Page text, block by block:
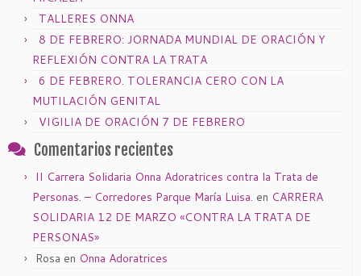
TALLERES ONNA
8 DE FEBRERO: JORNADA MUNDIAL DE ORACIÓN Y
REFLEXIÓN CONTRA LA TRATA
6 DE FEBRERO. TOLERANCIA CERO CON LA
MUTILACIÓN GENITAL
VIGILIA DE ORACIÓN 7 DE FEBRERO
Comentarios recientes
II Carrera Solidaria Onna Adoratrices contra la Trata de
Personas. – Corredores Parque María Luisa. en CARRERA
SOLIDARIA 12 DE MARZO «CONTRA LA TRATA DE
PERSONAS»
Rosa en Onna Adoratrices